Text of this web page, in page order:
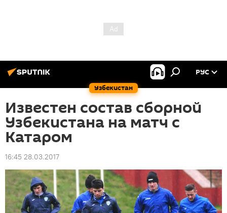
Узбекистан
РУС
Известен состав сборной
Узбекистана на матч с
Катаром
16:45 28.03.2017